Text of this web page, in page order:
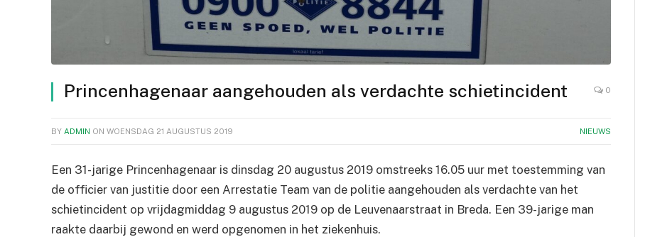
Princenhagenaar aangehouden als verdachte schietincident 0
BY ADMIN ON WOENSDAG 21 AUGUSTUS 2019 NIEUWS
Een 31-jarige Princenhagenaar is dinsdag 20 augustus 2019 omstreeks 16.05 uur met toestemming van
de officier van justitie door een Arrestatie Team van de politie aangehouden als verdachte van het
schietincident op vrijdagmiddag 9 augustus 2019 op de Leuvenaarstraat in Breda. Een 39-jarige man
raakte daarbij gewond en werd opgenomen in het ziekenhuis.